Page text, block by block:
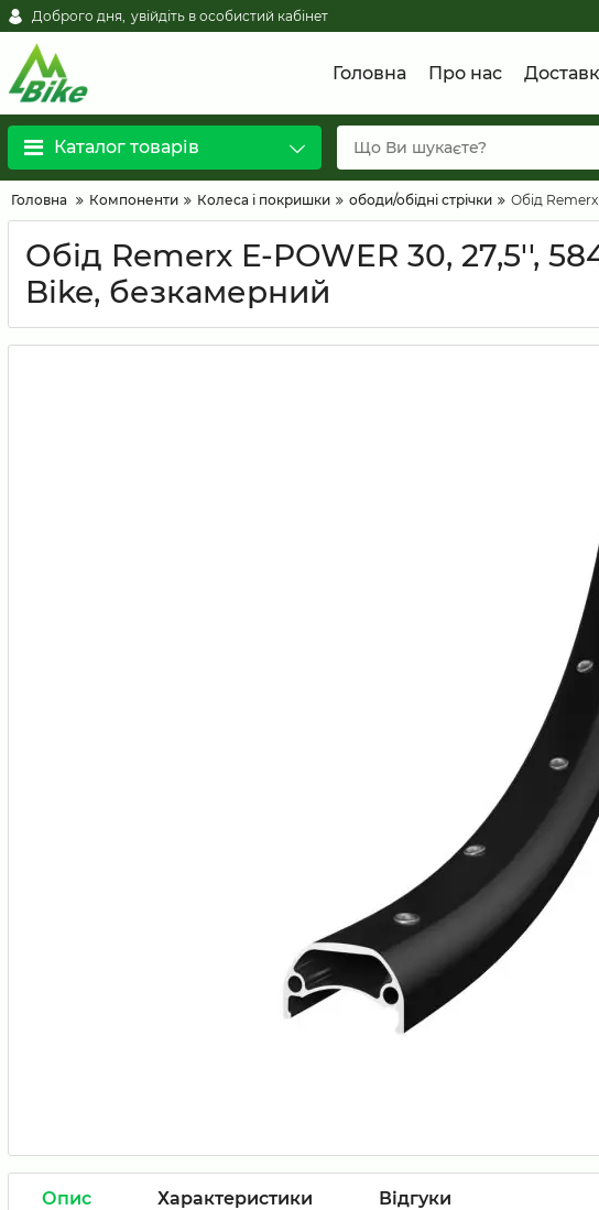
Доброго дня, увійдіть в особистий кабінет
Головна Про нас
Каталог товарів
Головна Компоненти Колеса і покришки ободи/обідні стрічки Обід
Обід Remerx E-POWER 30, 27,5'',
Bike, безкамерний
Опис Характеристики Відгуки